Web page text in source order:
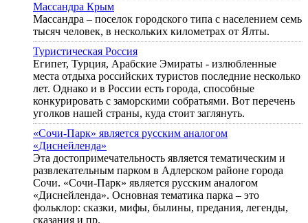
Массандра Крым
Массандра – поселок городского типа с населением семь
тысяч человек, в нескольких километрах от Ялты.
Туристическая Россия
Египет, Турция, Арабские Эмираты - излюбленные
места отдыха российских туристов последние несколько
лет. Однако и в России есть города, способные
конкурировать с заморскими собратьями. Вот перечень
уголков нашей страны, куда стоит заглянуть.
«Сочи-Парк» является русским аналогом
«Диснейленда»
Эта достопримечательность является тематическим и
развлекательным парком в Адлерском районе города
Сочи. «Сочи-Парк» является русским аналогом
«Диснейленда». Основная тематика парка – это
фольклор: сказки, мифы, былины, предания, легенды,
сказания и пр.